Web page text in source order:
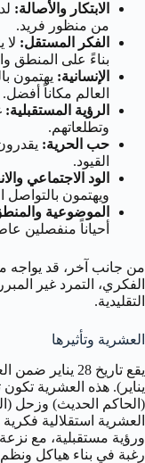
الابتكار والأصالة:
من منظور فريد.
الفكر المستقل: لا
بناءً على المنطق
الإنسانية: يهتمون
العالم مكاناً أفضل.
الرؤية المستقبلية:
وتطلعاتهم.
حب الحرية:
القيود.
الود الاجتماعي
ويهتمون بالتواصل
الموضوعية
أحياناً منفصلين
من جانب آخر، قد يواجه
الفكري، التمرد غير
التقليدية.
العشرية وتأثيرها
يناير). هذه العشرية
(الحاكم الحديث) وزحل
العشرية استقلالية
ورؤية مستقبلية، مع
رغبة في بناء هياكل